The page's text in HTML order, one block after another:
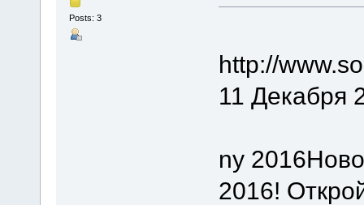
Posts: 3
http://
11 Декабря
ny
2016!